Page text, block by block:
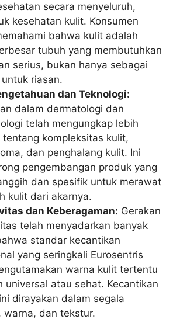
secara menyeluruh,
kesehatan kulit. Konsumen
bahwa kulit adalah
tubuh yang membutuhkan
serius, bukan hanya sebagai
riasan.
dan Teknologi:
dalam dermatologi dan
telah mengungkap lebih
tentang kompleksitas kulit,
dan penghalang kulit. Ini
pengembangan produk yang
dan spesifik untuk merawat
kulit dari akarnya.
dan Keberagaman: Gerakan
telah menyadarkan banyak
standar kecantikan
yang seringkali Eurosentris
warna kulit tertentu
universal atau sehat. Kecantikan
dirayakan dalam segala
warna, dan tekstur.